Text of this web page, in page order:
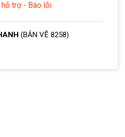
hỗ trợ - Báo lỗi
(BẢN VẼ 8258)